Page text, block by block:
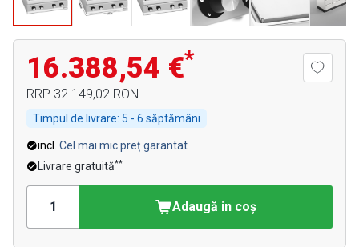
16.388,54 €*
RRP 32.149,02 RON
Timpul de livrare: 5 - 6 săptămâni
incl. Cel mai mic preț garantat
Livrare gratuită**
Adaugă in coş